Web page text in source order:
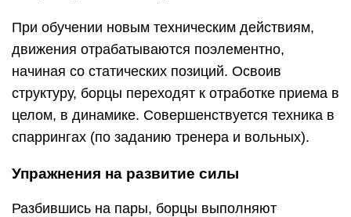
При обучении новым техническим действиям,
движения отрабатываются поэлементно,
начиная со статических позиций. Освоив
структуру, борцы переходят к отработке приема в
целом, в динамике. Совершенствуется техника в
спаррингах (по заданию тренера и вольных).
Упражнения на развитие силы
Разбившись на пары, борцы выполняют